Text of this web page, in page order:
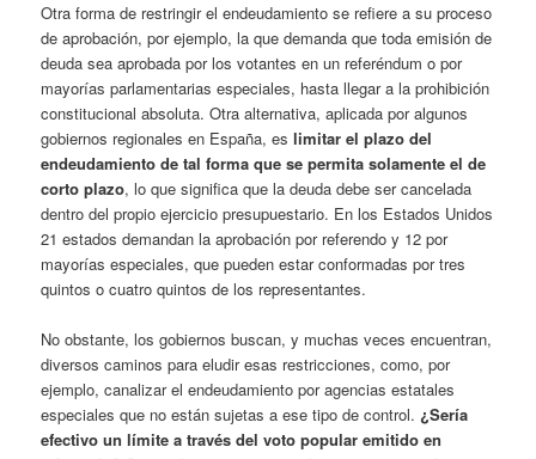
Otra forma de restringir el endeudamiento se refiere a su proceso
de aprobación, por ejemplo, la que demanda que toda emisión de
deuda sea aprobada por los votantes en un referéndum o por
mayorías parlamentarias especiales, hasta llegar a la prohibición
constitucional absoluta. Otra alternativa, aplicada por algunos
gobiernos regionales en España, eslimitar el plazo del
endeudamiento de tal forma que se permita solamente el de
corto plazo, lo que significa que la deuda debe ser cancelada
dentro del propio ejercicio presupuestario. En los Estados Unidos
21 estados demandan la aprobación por referendo y 12 por
mayorías especiales, que pueden estar conformadas por tres
quintos o cuatro quintos de los representantes.
No obstante, los gobiernos buscan, y muchas veces encuentran,
diversos caminos para eludir esas restricciones, como, por
ejemplo, canalizar el endeudamiento por agencias estatales
especiales que no están sujetas a ese tipo de control.¿Sería
efectivo un límite a través del voto popular emitido en